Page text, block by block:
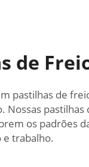
de
pastilhas de
Nossas
os padrões
e trabalho.